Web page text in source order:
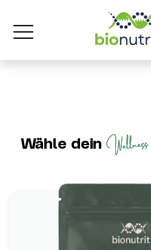
Wähle dein